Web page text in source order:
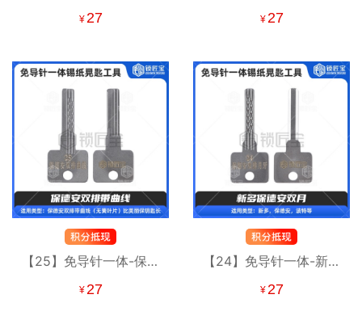
双排月牙（薄）-锡纸晃
¥27
平板双排曲线-锡纸晃匙
¥27
【25】免导针一体-保德
工具
¥ 27
【24】免导针一体-新多
具 波特
¥ 27